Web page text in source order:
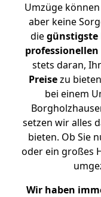
Umzüge
aber keine
diegünstigste
stets daran,
Preisezu
bei einem
setzen wir alles
bieten. Ob Sie
oder ein großes
Wir haben